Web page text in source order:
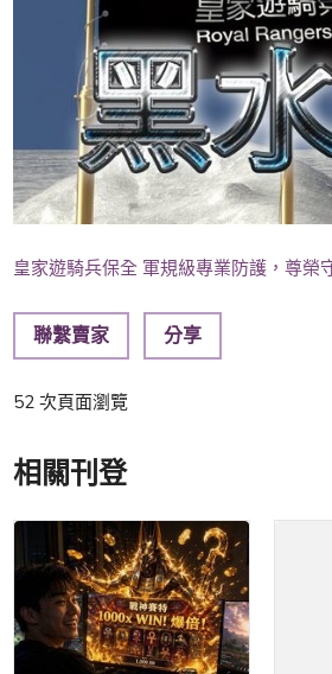
皇家遊騎兵保全 軍規級專業防護，尊
聯繫賣家 分享
52 次頁面瀏覽
相關刊登